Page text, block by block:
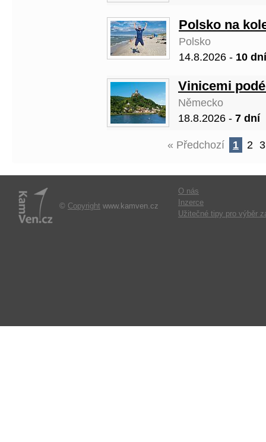
Polsko na
Polsko
14.8.2026 - 10 dní
Vinicemi
Německo
18.8.2026 - 7 dní
« Předchozí 1 2 3
© Copyright www.kamven.cz
O nás
Inzerce
Užitečné tipy pro výběr